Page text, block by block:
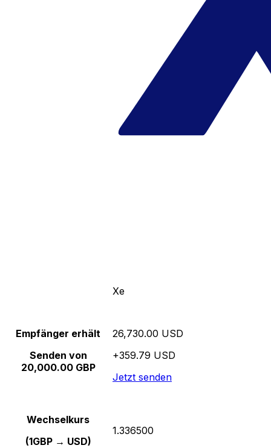
Xe
Empfänger erhält
Senden von
20,000.00 GBP
26,730.00 USD
+359.79 USD
Jetzt senden
Wechselkurs
(1GBP → USD)
1.336500